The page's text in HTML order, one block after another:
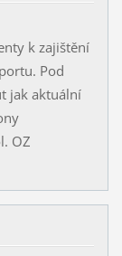
k zajištění
Pod
jak aktuální
OZ